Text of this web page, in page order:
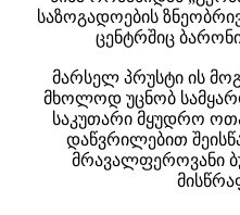
საზოგადოების
ცენტრშიც
მარსელ პრუსტი ის
მხოლოდ უცნობ
საკუთარი მყუდრო
დაწვრილებით
მრავალფეროვანი